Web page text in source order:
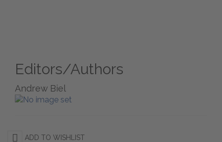
Editors/Authors
Andrew Biel
ADD TO WISHLIST